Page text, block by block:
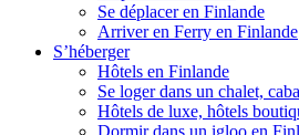
Se déplacer en Finlande
Arriver en Ferry en Finlande
S’héberger
Hôtels en Finlande
Se loger dans un chalet,
Hôtels de luxe, hôtels
Dormir dans un igloo en